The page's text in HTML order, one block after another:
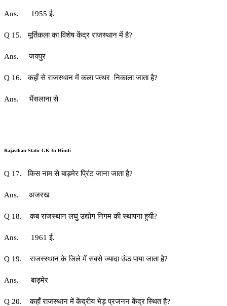
Ans. 1955 ई.
Q 15. मूर्तिकला का विशेष केंद्र राजस्थान में है?
Ans. जयपुर
Q 16. कहाँ से राजस्थान में कला पत्थर निकाला जाता है?
Ans. भैंसलाना से
Rajasthan Static GK In Hindi
Q 17. किस नाम से बाड़मेर प्रिंट जाना जाता है?
Ans. अजरख
Q 18. कब राजस्थान लघु उद्योग निगम की स्थापना हुयी?
Ans. 1961 ई.
Q 19. राजस्स्थान के जिले में सबसे ज्यादा ऊंठ पाया जाता है?
Ans. बाड़मेर
Q 20. कहाँ राजस्थान में केंद्रीय भेड़ प्रजनन केंद्र स्थित है?